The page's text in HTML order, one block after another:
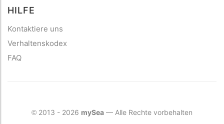
HILFE
Kontaktiere uns
Verhaltenskodex
FAQ
© 2013 - 2026 mySea — Alle Rechte vorbehalten